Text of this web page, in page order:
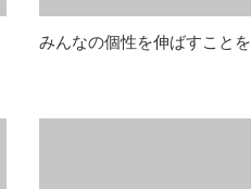
みんなの個性を伸ばすことを